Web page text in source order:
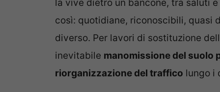
la vive dietro un bancone, tra saluti
così: quotidiane, riconoscibili, quasi
diverso. Per lavori di sostituzione
inevitabile manomissione del suolo
riorganizzazione del traffico lungo i